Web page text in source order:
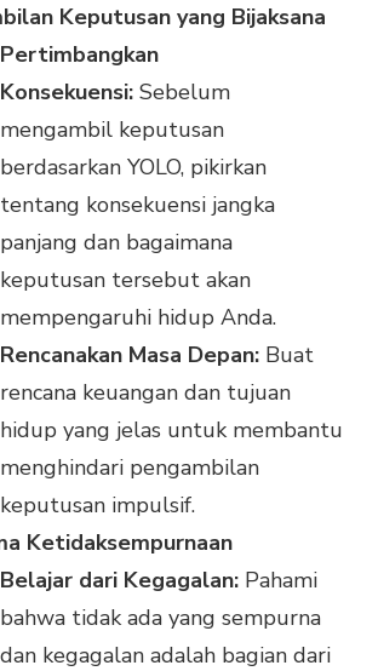
Keputusan yang Bijaksana
Pertimbangkan
Konsekuensi: Sebelum
mengambil keputusan
berdasarkan YOLO, pikirkan
tentang konsekuensi jangka
panjang dan bagaimana
keputusan tersebut akan
mempengaruhi hidup Anda.
Rencanakan Masa Depan: Buat
rencana keuangan dan tujuan
hidup yang jelas untuk membantu
menghindari pengambilan
keputusan impulsif.
Ketidaksempurnaan
Belajar dari Kegagalan: Pahami
bahwa tidak ada yang sempurna
dan kegagalan adalah bagian dari